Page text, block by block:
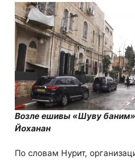
Возле ешивы «Шуву
Йоханан
По словам Нурит,